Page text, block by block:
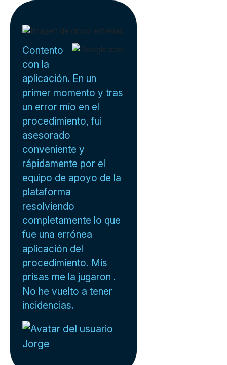
Contento
con la
aplicación. En un
primer momento y tras
un error mío en el
procedimiento, fui
asesorado
conveniente y
rápidamente por el
equipo de apoyo de la
plataforma
resolviendo
completamente lo que
fue una errónea
aplicación del
procedimiento. Mis
prisas me la jugaron .
No he vuelto a tener
incidencias.
Jorge